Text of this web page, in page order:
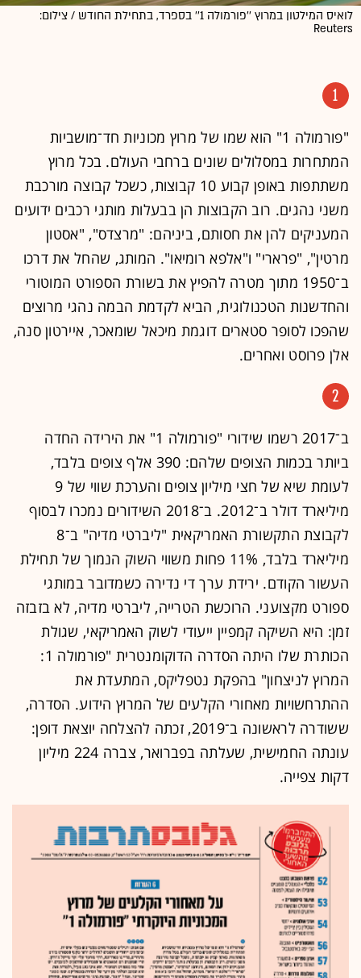
לואיס המילטון במרוץ ''פורמולה 1'' בספרד, בתחילת החודש / צילום:
Reuters
1
"פורמולה 1" הוא שמו של מרוץ מכוניות חד־מושביות
המתחרות במסלולים שונים ברחבי העולם. בכל מרוץ
משתתפות באופן קבוע 10 קבוצות, כשכל קבוצה מורכבת
משני נהגים. רוב הקבוצות הן בבעלות מותגי רכבים ידועים
המעניקים להן את חסותם, ביניהם: "מרצדס", "אסטון
מרטין", "פרארי" ו"אלפא רומיאו". המותג, שהחל את דרכו
ב־1950 מתוך מטרה להפיץ את בשורת הספורט המוטורי
והחדשנות הטכנולוגית, הביא לקדמת הבמה נהגי מרוצים
שהפכו לסופר סטארים דוגמת מיכאל שומאכר, איירטון סנה,
אלן פרוסט ואחרים.
2
ב־2017 רשמו שידורי "פורמולה 1" את הירידה החדה
ביותר בכמות הצופים שלהם: 390 אלף צופים בלבד,
לעומת שיא של חצי מיליון צופים והערכת שווי של 9
מיליארד דולר ב־2012. ב־2018 השידורים נמכרו לבסוף
לקבוצת התקשורת האמריקאית "ליברטי מדיה" ב־8
מיליארד בלבד, 11% פחות משווי השוק הנמוך של תחילת
העשור הקודם. ירידת ערך די נדירה כשמדובר במותגי
ספורט מקצועני. הרוכשת הטרייה, ליברטי מדיה, לא בזבזה
זמן: היא השיקה קמפיין ייעודי לשוק האמריקאי, שגולת
הכותרת שלו היתה הסדרה הדוקומנטרית "פורמולה 1:
המרוץ לניצחון" בהפקת נטפליקס, המתעדת את
ההתרחשויות מאחורי הקלעים של המרוץ הידוע. הסדרה,
ששודרה לראשונה ב־2019, זכתה להצלחה יוצאת דופן:
עונתה החמישית, שעלתה בפברואר, צברה 224 מיליון
דקות צפייה.